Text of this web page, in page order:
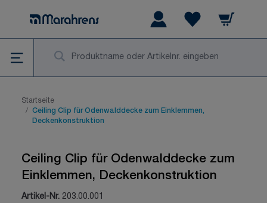
Warenkorb
Startseite
/ Ceiling Clip für Odenwalddecke zum Einklemmen,
Deckenkonstruktion
Ceiling Clip für Odenwalddecke zum
Einklemmen, Deckenkonstruktion
Artikel-Nr. 203.00.001